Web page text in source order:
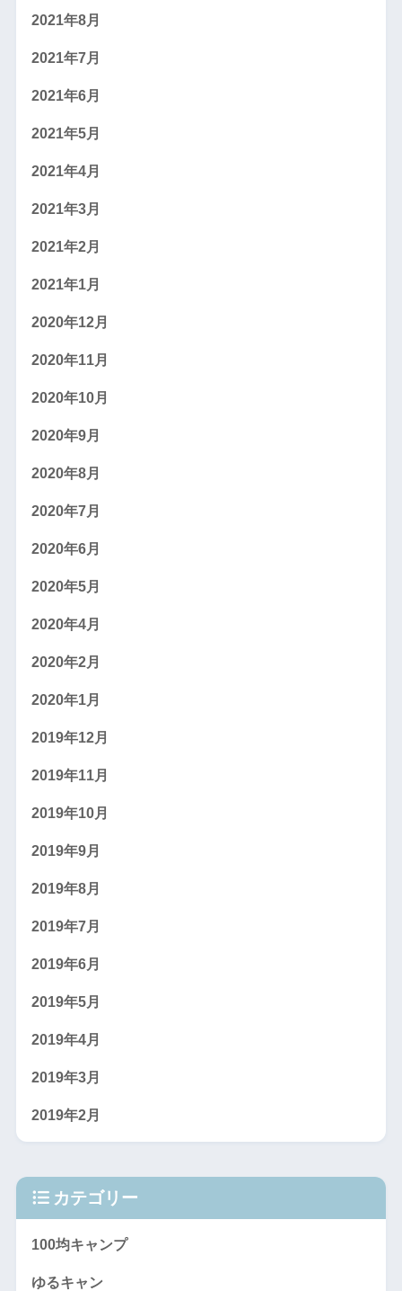
2021年8月
2021年7月
2021年6月
2021年5月
2021年4月
2021年3月
2021年2月
2021年1月
2020年12月
2020年11月
2020年10月
2020年9月
2020年8月
2020年7月
2020年6月
2020年5月
2020年4月
2020年2月
2020年1月
2019年12月
2019年11月
2019年10月
2019年9月
2019年8月
2019年7月
2019年6月
2019年5月
2019年4月
2019年3月
2019年2月
カテゴリー
100均キャンプ
ゆるキャン